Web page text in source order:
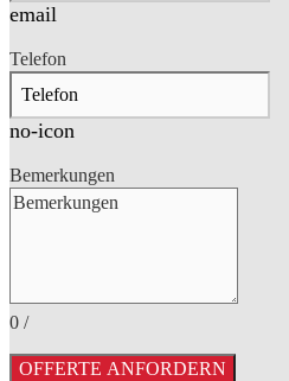
email
Telefon
no-icon
Bemerkungen
0 /
OFFERTE ANFORDERN